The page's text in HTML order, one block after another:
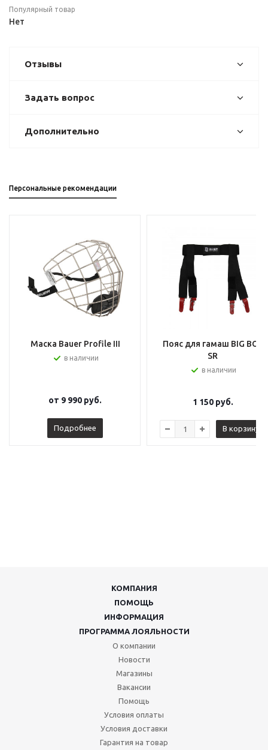
Популярный товар
Нет
Отзывы
Задать вопрос
Дополнительно
Персональные рекомендации
Маска Bauer Profile III
в наличии
от 9 990 руб.
Подробнее
Пояс для гамаш BIG BOY
SR
в наличии
1 150руб.
В корзину
КОМПАНИЯ
ПОМОЩЬ
ИНФОРМАЦИЯ
ПРОГРАММА ЛОЯЛЬНОСТИ
О компании
Новости
Магазины
Вакансии
Помощь
Условия оплаты
Условия доставки
Гарантия на товар